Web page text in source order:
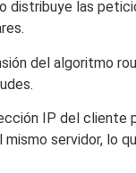
distribuye las
del algoritmo
IP del cliente
servidor, lo